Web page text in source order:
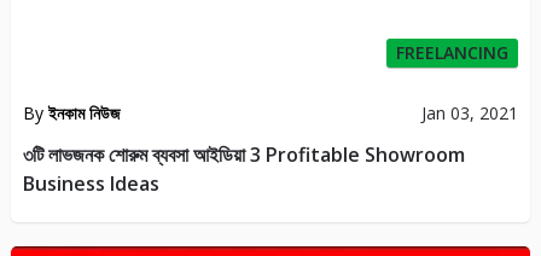
FREELANCING
Byইনকাম নিউজ Jan 03, 2021
৩টি লাভজনক শোরুম ব্যবসা আইডিয়া 3 Profitable Showroom
Business Ideas